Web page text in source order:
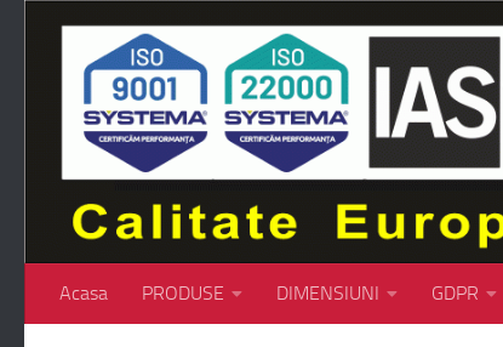
Skip to content
Acasa PRODUSE DIMENSIUNI GDPR